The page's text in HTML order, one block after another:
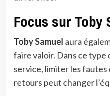
Focus sur Toby
Toby Samuel aura
faire valoir. Dans ce type
service, limiter les
retours peut changer